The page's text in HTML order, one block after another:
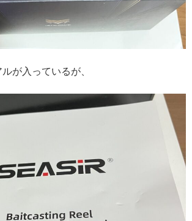
が入っているが、